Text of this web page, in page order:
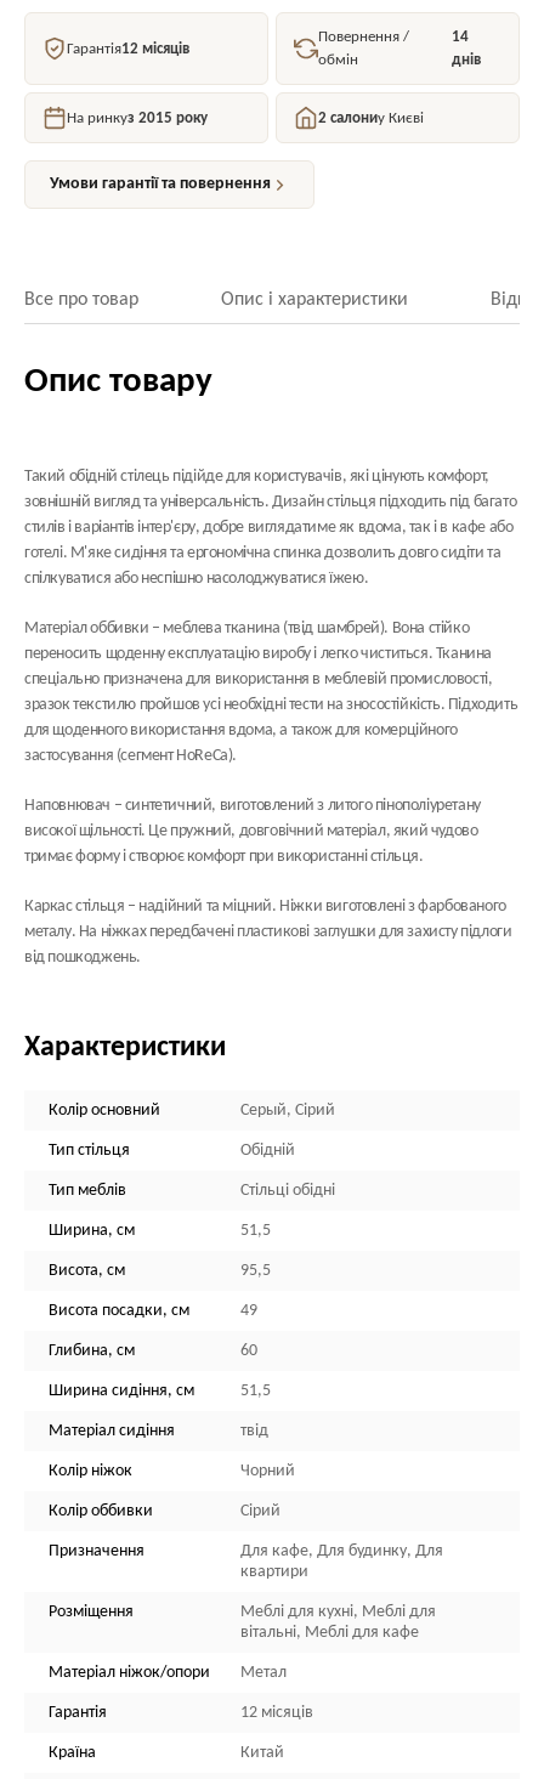
Гарантія12 місяців
Повернення /
обмін
14
днів
На ринкуз 2015 року 2 салониу Києві
Умови гарантії та повернення
Все про товар Опис і характеристики
Опис товару
Такий обідній стілець підійде для користувачів, які цінують комфорт,
зовнішній вигляд та універсальність. Дизайн стільця підходить під багато
стилів і варіантів інтер'єру, добре виглядатиме як вдома, так і в кафе або
готелі. М'яке сидіння та ергономічна спинка дозволить довго сидіти та
спілкуватися або неспішно насолоджуватися їжею.
Матеріал оббивки – меблева тканина (твід шамбрей). Вона стійко
переносить щоденну експлуатацію виробу і легко чиститься. Тканина
спеціально призначена для використання в меблевій промисловості,
зразок текстилю пройшов усі необхідні тести на зносостійкість. Підходить
для щоденного використання вдома, а також для комерційного
застосування (сегмент HoReCa).
Наповнювач – синтетичний, виготовлений з литого пінополіуретану
високої щільності. Це пружний, довговічний матеріал, який чудово
тримає форму і створює комфорт при використанні стільця.
Каркас стільця – надійний та міцний. Ніжки виготовлені з фарбованого
металу. На ніжках передбачені пластикові заглушки для захисту підлоги
від пошкоджень.
Характеристики
Колір основний Серый, Сірий
Тип стільця Обідній
Тип меблів Стільці обідні
Ширина, см 51,5
Висота, см 95,5
Висота посадки, см 49
Глибина, см 60
Ширина сидіння, см 51,5
Матеріал сидіння твід
Колір ніжок Чорний
Колір оббивки Сірий
Призначення
Для кафе, Для будинку, Для
квартири
Розміщення
Меблі для кухні, Меблі для
вітальні, Меблі для кафе
Матеріал ніжок/опори Метал
Гарантія 12 місяців
Країна Китай